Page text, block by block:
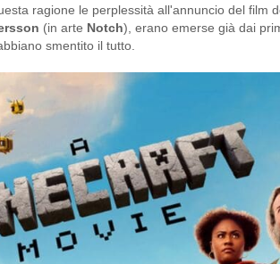
ragione le perplessità all'annuncio del film
(in arte Notch), erano emerse già dai
smentito il tutto.